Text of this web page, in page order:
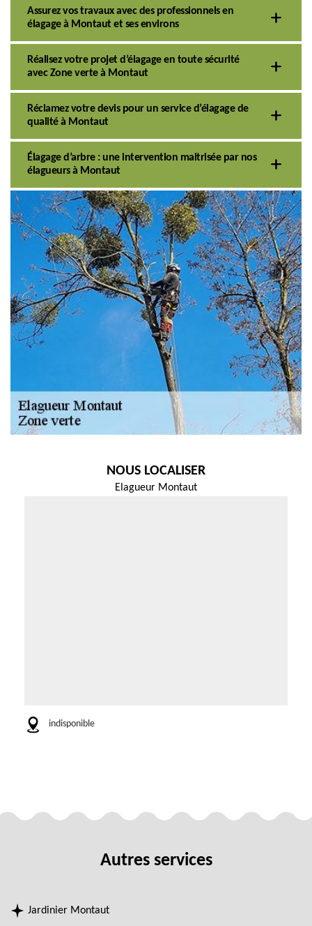
Assurez vos travaux avec des professionnels en
élagage à Montaut et ses environs
Réalisez votre projet d’élagage en toute sécurité
avec Zone verte à Montaut
Réclamez votre devis pour un service d’élagage de
qualité à Montaut
Élagage d’arbre : une intervention maitrisée par nos
élagueurs à Montaut
NOUS LOCALISER
Elagueur Montaut
indisponible
Autres services
Jardinier Montaut